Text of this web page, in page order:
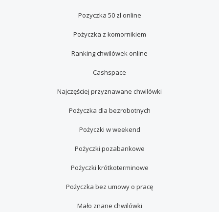
Pozyczka 50 zl online
Pożyczka z komornikiem
Ranking chwilówek online
Cashspace
Najczęściej przyznawane chwilówki
Pożyczka dla bezrobotnych
Pożyczki w weekend
Pożyczki pozabankowe
Pożyczki krótkoterminowe
Pożyczka bez umowy o pracę
Mało znane chwilówki